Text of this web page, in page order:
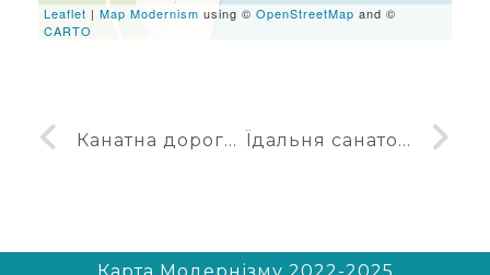
Leaflet | Map Modernism using © OpenStreetMap and ©
CARTO
Канатна дорога санаторію Горний у Курпатах, верхня станція Їдальня санаторію Лівадія